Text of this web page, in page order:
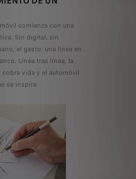
comienza con una
Sin digital, sin
el gesto: una línea en
Línea tras línea, la
vida y el automóvil
se inspira.